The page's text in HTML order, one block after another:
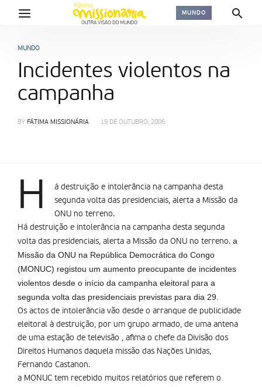
MUNDO
MUNDO
Incidentes violentos na
campanha
BY FÁTIMA MISSIONÁRIA 19 DE OUTUBRO, 2006
H
á destruição e intolerância na campanha desta
segunda volta das presidenciais, alerta a Missão da
ONU no terreno.
Há destruição e intolerância na campanha desta segunda
volta das presidenciais, alerta a Missão da ONU no terreno. a
Missão da ONU na República Democrática do Congo
(MONUC) registou um aumento preocupante de incidentes
violentos desde o início da campanha eleitoral para a
segunda volta das presidenciais previstas para dia 29.
Os actos de intolerância vão desde o arranque de publicidade
eleitoral à destruição, por um grupo armado, de uma antena
de uma estação de televisão , afima o chefe da Divisão dos
Direitos Humanos daquela missão das Nações Unidas,
Fernando Castanon.
a MONUC tem recebido muitos relatórios que referem o